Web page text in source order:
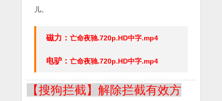
儿。
磁力： 亡命夜驰.720p.HD中字.mp4
电驴： 亡命夜驰.720p.HD中字.mp4
【搜狗拦截】解除拦截有效方